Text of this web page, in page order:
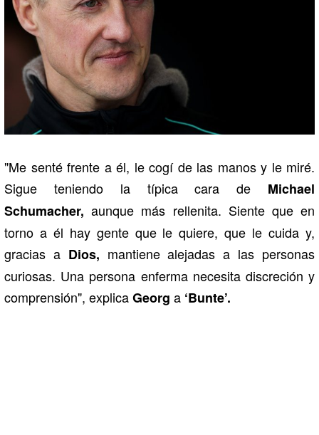
"Me senté frente a él, le cogí de las manos y le miré.
Sigue teniendo la típica cara de Michael
Schumacher, aunque más rellenita. Siente que en
torno a él hay gente que le quiere, que le cuida y,
gracias a Dios, mantiene alejadas a las personas
curiosas. Una persona enferma necesita discreción y
comprensión", explicaGeorg a ‘Bunte’.